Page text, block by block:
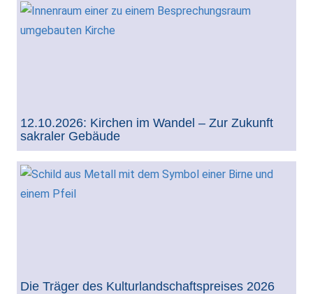
12.10.2026: Kirchen im Wandel – Zur Zukunft
sakraler Gebäude
Die Träger des Kulturlandschaftspreises 2026